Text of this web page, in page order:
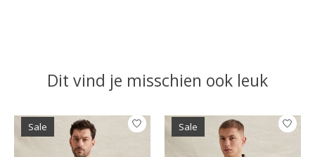
Dit vind je misschien ook leuk
Items van productcarrousel
Sale Sale